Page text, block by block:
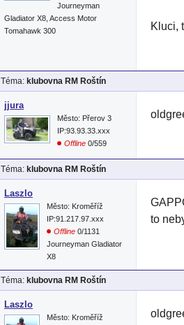
Journeyman
Gladiator X8, Access Motor
Tomahawk 300
Kluci,
Téma: klubovna RM Roštín
jjura
Město: Přerov 3
IP:93.93.33.xxx
Offline 0/559
Téma: klubovna RM Roštín
Laszlo
Město: Kroměříž
IP:91.217.97.xxx
Offline 0/1131
Journeyman Gladiator
X8
to
Téma: klubovna RM Roštín
Laszlo
Město: Kroměříž